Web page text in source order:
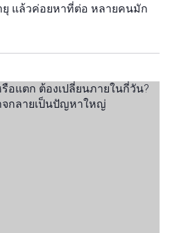
แล้วค่อยหาที่ต่อ หลายคนมัก